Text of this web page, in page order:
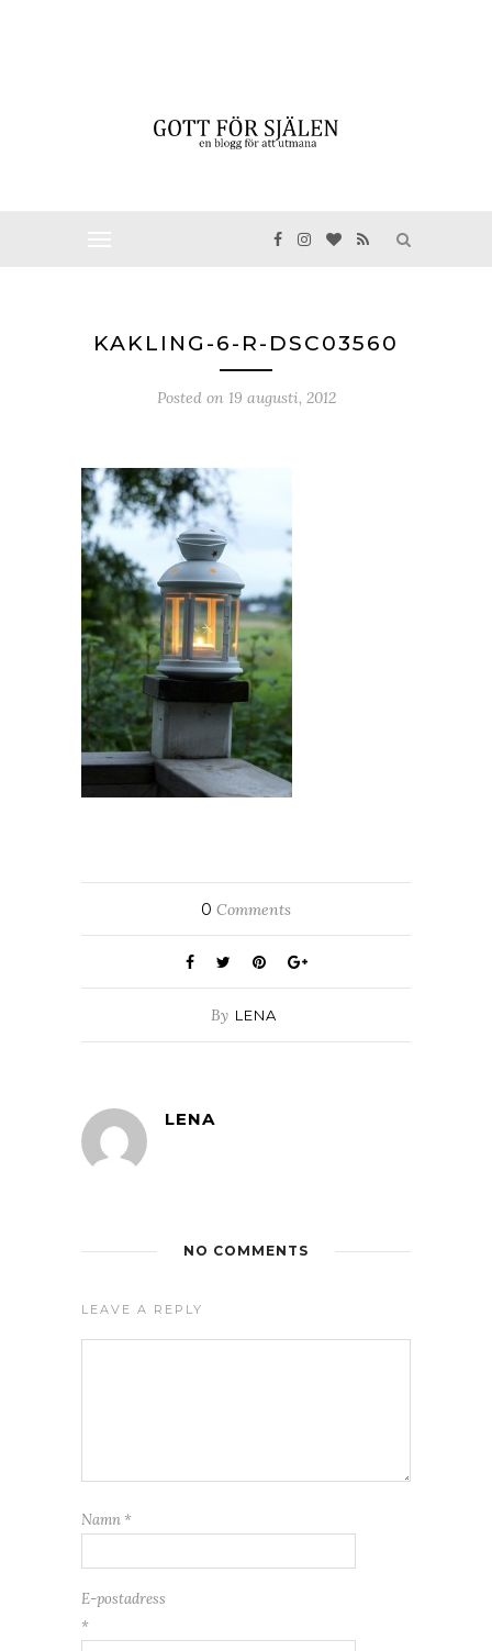
KAKLING-6-R-DSC03560
Posted on 19 augusti, 2012
0 Comments
By LENA
LENA
NO COMMENTS
LEAVE A REPLY
Namn *
E-postadress
*